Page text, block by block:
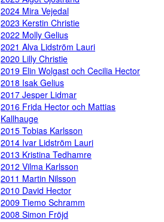
2024 Mira Vejedal
2023 Kerstin Christie
2022 Molly Gelius
2021 Alva Lidström Lauri
2020 Lilly Christie
2019 Elin Wolgast och Cecilia Hector
2018 Isak Gelius
2017 Jesper Lidmar
2016 Frida Hector och Mattias
Kallhauge
2015 Tobias Karlsson
2014 Ivar Lidström Lauri
2013 Kristina Tedhamre
2012 Vilma Karlsson
2011 Martin Nilsson
2010 David Hector
2009 Tiemo Schramm
2008 Simon Fröjd